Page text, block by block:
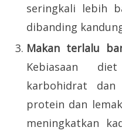
seringkali lebih
dibanding
Makan terlalu
Kebiasaan
karbohidrat dan
protein dan
meningkatkan